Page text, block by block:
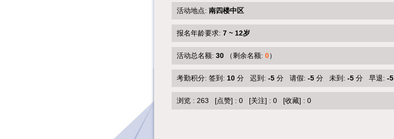
活动地点: 南四楼中区
报名年龄要求: 7 ~ 12岁
活动总名额: 30 （剩余名额: 0）
考勤积分: 签到: 10 分 迟到: -5 分 请假: -5 分 未到: -5 分 早退: -5
浏览 : 263 [点赞] : 0 [关注] : 0 [收藏] : 0